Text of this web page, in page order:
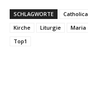
SCHLAGWORTE Catholica
Kirche
Liturgie Maria
Top1